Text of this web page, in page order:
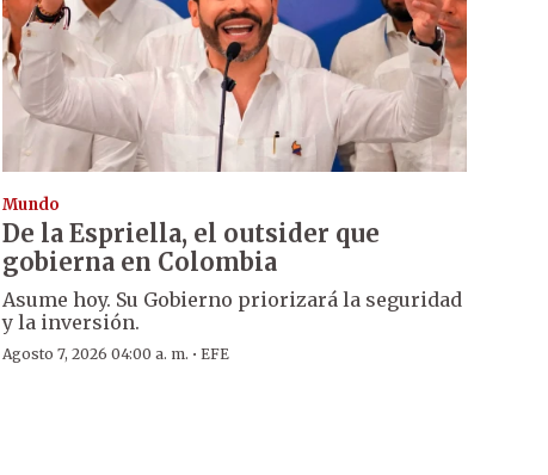
Mundo
De la Espriella, el outsider que
gobierna en Colombia
Asume hoy. Su Gobierno priorizará la seguridad
y la inversión.
Agosto 7, 2026 04:00 a. m. · EFE